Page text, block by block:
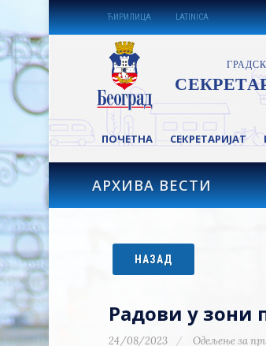
ЋИРИЛИЦА LATINICA
ПОЧЕТНА СЕКРЕТАРИЈАТ
АРХИВА ВЕСТИ
НАЗАД
Радови у зони
24/08/2023 Одељење за